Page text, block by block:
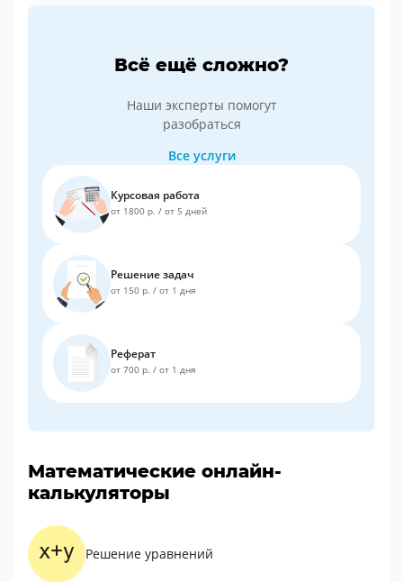
Всё ещё сложно?
Наши эксперты помогут
разобраться
Все услуги
Курсовая работа
от 1800 р. / от 5 дней
Решение задач
от 150 р. / от 1 дня
Реферат
от 700 р. / от 1 дня
Математические онлайн-
калькуляторы
Решение уравнений